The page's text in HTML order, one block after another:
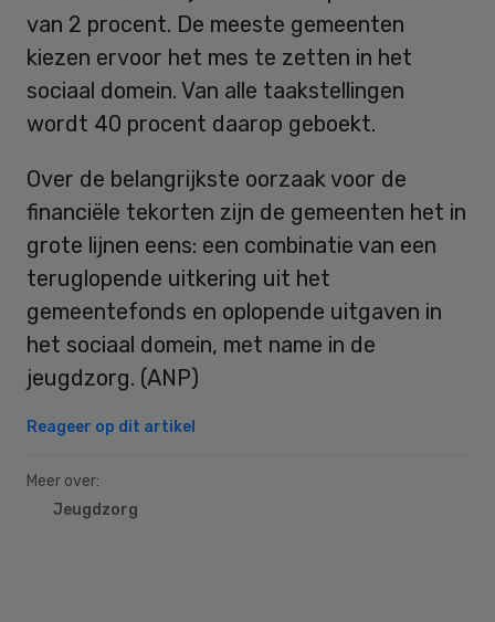
van 2 procent. De meeste gemeenten
kiezen ervoor het mes te zetten in het
sociaal domein. Van alle taakstellingen
wordt 40 procent daarop geboekt.
Over de belangrijkste oorzaak voor de
financiële tekorten zijn de gemeenten het in
grote lijnen eens: een combinatie van een
teruglopende uitkering uit het
gemeentefonds en oplopende uitgaven in
het sociaal domein, met name in de
jeugdzorg. (ANP)
Reageer op dit artikel
Meer over:
Jeugdzorg